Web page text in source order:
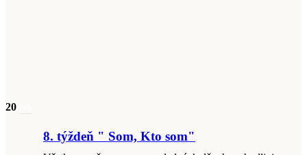
20
8. týždeň " Som, Kto som"